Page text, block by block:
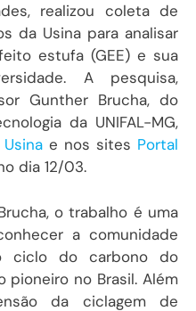
realizou coleta de
da Usina para analisar
estufa (GEE) e sua
A pesquisa,
Gunther Brucha, do
da UNIFAL-MG,
e nos sites Portal
dia 12/03.
o trabalho é uma
a comunidade
ciclo do carbono do
pioneiro no Brasil. Além
da ciclagem de